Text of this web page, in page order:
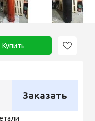
Купить
Заказать